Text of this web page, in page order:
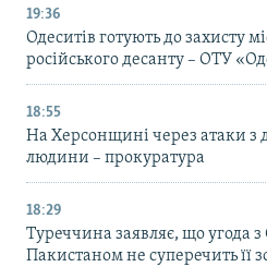
19:36
Одеситів готують до захисту
російського десанту – ОТУ
18:55
На Херсонщині через атаки з
людини – прокуратура
18:29
Туреччина заявляє, що угода з
Пакистаном не суперечить її